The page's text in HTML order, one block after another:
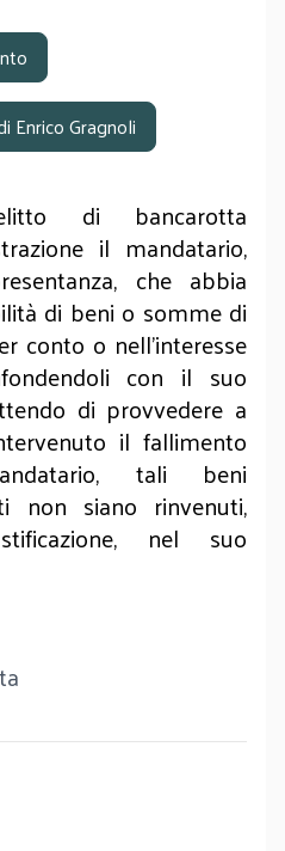
Enrico Gragnoli
di bancarotta
il mandatario,
che abbia
di beni o somme di
conto o nell'interesse
con il suo
di provvedere a
il fallimento
tali beni
non siano rinvenuti,
nel suo